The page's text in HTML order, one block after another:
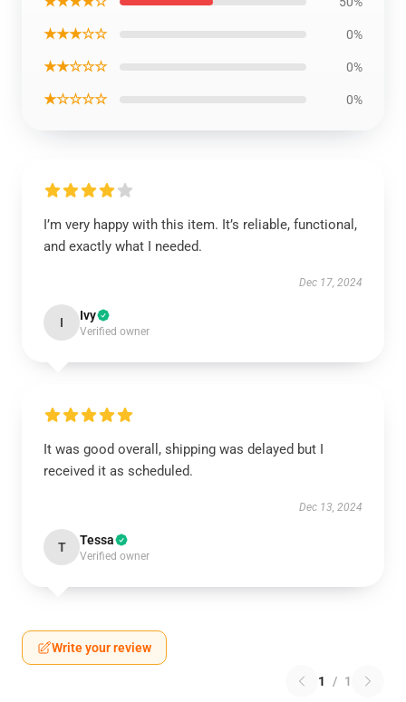
★★★☆☆ 0%
★★☆☆☆ 0%
★☆☆☆☆ 0%
I’m very happy with this item. It’s reliable, functional,
and exactly what I needed.
Dec 17, 2024
I Ivy
Verified owner
It was good overall, shipping was delayed but I
received it as scheduled.
Dec 13, 2024
T Tessa
Verified owner
Write your review
1 / 1